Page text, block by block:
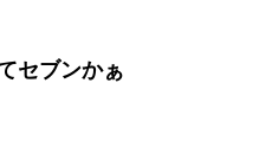
セブンかぁ